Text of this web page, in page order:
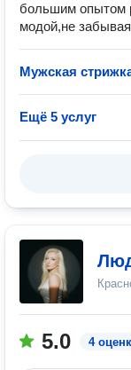
большим опытом
модой,не
Мужская
Ещё 5 услуг
5.0 4